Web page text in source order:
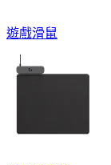
遊戲滑鼠